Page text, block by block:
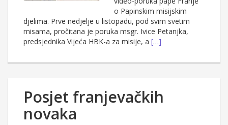
o Papinskim misijskim
djelima. Prve nedjelje u listopadu, pod svim svetim
misama, pročitana je poruka msgr. Ivice Petanjka,
predsjednika Vijeća HBK-a za misije, a […]
Posjet franjevačkih
novaka